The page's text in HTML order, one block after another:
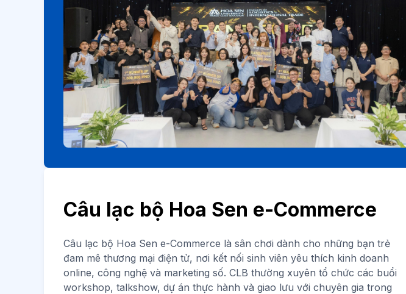
Câu lạc bộ Hoa Sen e-Commerce
Câu lạc bộ Hoa Sen e-Commerce là sân chơi dành cho những bạn trẻ
đam mê thương mại điện tử, nơi kết nối sinh viên yêu thích kinh doanh
online, công nghệ và marketing số. CLB thường xuyên tổ chức các buổi
workshop, talkshow, dự án thực hành và giao lưu với chuyên gia trong